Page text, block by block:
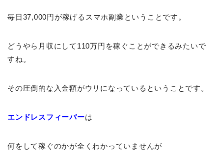
毎日37,000円が稼げるスマホ副業ということです。
どうやら月収にして110万円を稼ぐことができるみたいで
すね。
その圧倒的な入金額がウリになっているということです。
エンドレスフィーバーは
何をして稼ぐのかが全くわかっていませんが